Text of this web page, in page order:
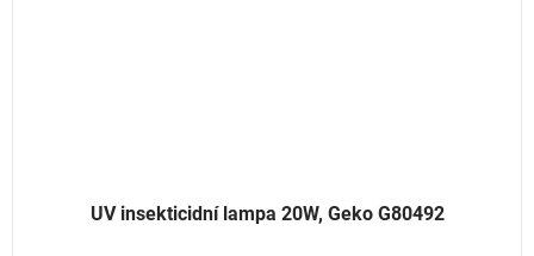
UV insekticidní lampa 20W, Geko G80492